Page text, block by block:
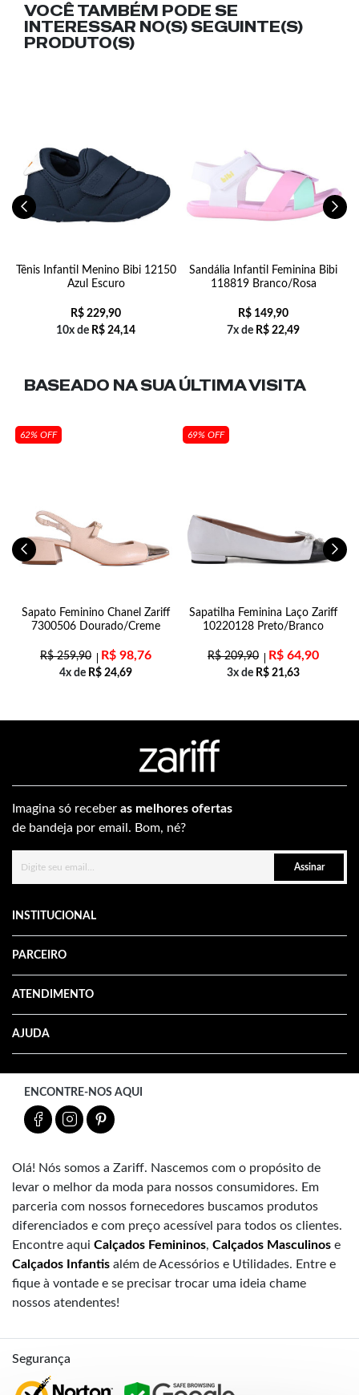
VOCÊ TAMBÉM PODE SE
INTERESSAR NO(S) SEGUINTE(S)
PRODUTO(S)
Tênis Infantil Menino Bibi 12150
Azul Escuro
R$ 229,90
10x de R$ 24,14
Sandália Infantil Feminina Bibi
118819 Branco/Rosa
R$ 149,90
7x de R$ 22,49
BASEADO NA SUAÚLTIMA VISITA
62% OFF
Sapato Feminino Chanel Zariff
7300506 Dourado/Creme
R$259,90 R$ 98,76
4x de R$ 24,69
69% OFF
Sapatilha Feminina Laço Zariff
10220128 Preto/Branco
R$209,90 R$ 64,90
3x de R$ 21,63
Imagina só receber as melhores ofertas
de bandeja por email. Bom, né?
Assinar
INSTITUCIONAL
PARCEIRO
ATENDIMENTO
AJUDA
ENCONTRE-NOS AQUI
Olá! Nós somos a Zariff. Nascemos com o propósito de
levar o melhor da moda para nossos consumidores. Em
parceria com nossos fornecedores buscamos produtos
diferenciados e com preço acessível para todos os clientes.
Encontre aqui Calçados Femininos, Calçados Masculinos e
Calçados Infantis além de Acessórios e Utilidades. Entre e
fique à vontade e se precisar trocar uma ideia chame
nossos atendentes!
Segurança